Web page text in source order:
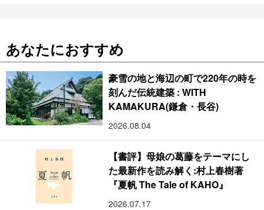
あなたにおすすめ
豪雪の地と海辺の町で220年の時を
刻んだ伝統建築 : WITH
KAMAKURA(鎌倉・長谷)
2026.08.04
【書評】母娘の葛藤をテーマにし
た最新作を読み解く:村上春樹著
『夏帆 The Tale of KAHO』
2026.07.17